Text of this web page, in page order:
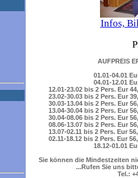
Infos,
AUFPREIS
01.01-04.01
04.01-12.01
12.01-23.02 bis 2 Pers. Eur
23.02-30.03 bis 2 Pers. Eur
30.03-13.04 bis 2 Pers. Eur
13.04-30.04 bis 2 Pers. Eur
30.04-08.06 bis 2 Pers. Eur
08.06-13.07 bis 2 Pers. Eur
13.07-02.11 bis 2 Pers. Eur
02.11-18.12 bis 2 Pers. Eur
18.12-01.01
Sie können die Mindestzeiten
...Rufen Sie uns
Tel.: